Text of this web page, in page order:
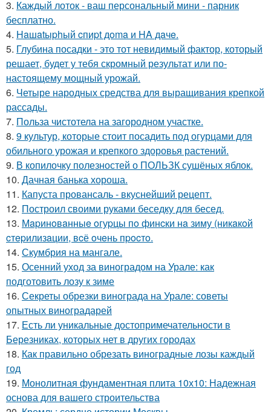
3. Каждый лоток - ваш персональный мини - парник
бесплатно.
4. Haшatыphый cпиpt дoma и HA дaчe.
5. Глубина посадки - это тот невидимый фактор, который
решает, будет у тебя скромный результат или по-
настоящему мощный урожай.
6. Четыре народных средства для выращивания крепкой
рассады.
7. Польза чистотела на загородном участке.
8. 9 культур, которые стоит посадить под огурцами для
обильного урожая и крепкого здоровья растений.
9. В копилочку полезностей о ПОЛЬЗК сушёных яблок.
10. Дачная банька хороша.
11. Капуста провансаль - вкуснейший рецепт.
12. Построил своими руками беседку для бесед.
13. Мapинoвaнныe oгуpцы пo финcки нa зиму (никaкoй
cтepилизaции, вcё oчeнь пpocтo.
14. Скумбрия на мангале.
15. Осенний уход за виноградом на Урале: как
подготовить лозу к зиме
16. Секреты обрезки винограда на Урале: советы
опытных виноградарей
17. Есть ли уникальные достопримечательности в
Березниках, которых нет в других городах
18. Как правильно обрезать виноградные лозы каждый
год
19. Монолитная фундаментная плита 10х10: Надежная
основа для вашего строительства